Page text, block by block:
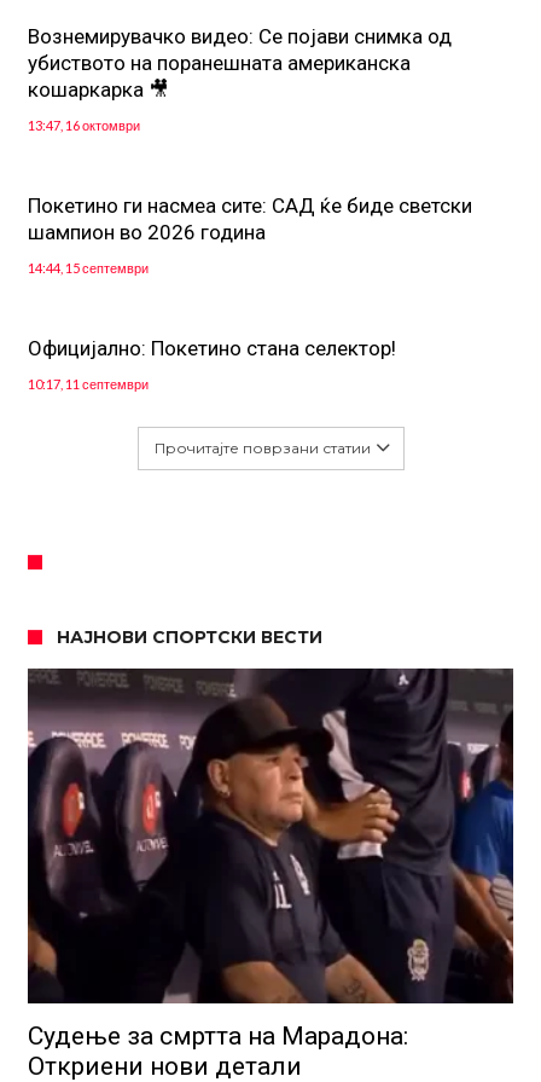
Вознемирувачко видео: Се појави снимка од
убиството на поранешната американска
кошаркарка 🎥
13:47, 16 октомври
Покетино ги насмеа сите: САД ќе биде светски
шампион во 2026 година
14:44, 15 септември
Официјално: Покетино стана селектор!
10:17, 11 септември
Прочитајте поврзани статии
НАЈНОВИ СПОРТСКИ ВЕСТИ
Судење за смртта на Марадона:
Откриени нови детали